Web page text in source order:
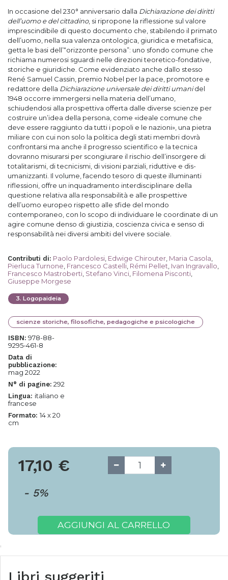
In occasione del 230° anniversario dalla Dichiarazione dei diritti
dell’uomo e del cittadino, si ripropone la riflessione sul valore
imprescindibile di questo documento che, stabilendo il primato
dell’uomo, nella sua valenza ontologica, giuridica e metafisica,
getta le basi dell’“orizzonte persona”: uno sfondo comune che
richiama numerosi sguardi nelle direzioni teoretico-fondative,
storiche e giuridiche. Come evidenziato anche dallo stesso
René Samuel Cassin, premio Nobel per la pace, promotore e
redattore della Dichiarazione universale dei diritti umanidel
1948 occorre immergersi nella materia dell’umano,
schiudendosi alla prospettiva offerta dalle diverse scienze per
costruire un’idea della persona, come «ideale comune che
deve essere raggiunto da tutti i popoli e le nazioni», una pietra
miliare con cui non solo la politica degli stati membri dovrà
confrontarsi ma anche il progresso scientifico e la tecnica
dovranno misurarsi per scongiurare il rischio dell’insorgere di
totalitarismi, di tecnicismi, di visioni parziali, riduttive e dis-
umanizzanti. Il volume, facendo tesoro di queste illuminanti
riflessioni, offre un inquadramento interdisciplinare della
questione relativa alla responsabilità e alle prospettive
dell’uomo europeo rispetto alle sfide del mondo
contemporaneo, con lo scopo di individuare le coordinate di un
agire comune denso di giustizia, coscienza civica e senso di
responsabilità nei diversi ambiti del vivere sociale.
Contributi di: Paolo Pardolesi Edwige Chirouter Maria Casola
Pierluca Turnone Francesco Castelli Rémi Pellet Ivan Ingravallo
Francesco Mastroberti Stefano Vinci Filomena Pisconti
Giuseppe Morgese
3. Logopaideia
scienze storiche, filosofiche, pedagogiche e psicologiche
ISBN: 978-88-
9295-461-8
Data di
pubblicazione:
mag 2022
N° di pagine: 292
Lingua: italiano e
francese
Formato: 14 x 20
cm
17,10 €
- 5%
AGGIUNGI AL CARRELLO